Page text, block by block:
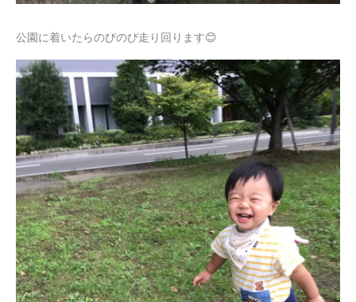
公園に着いたらのびのび走り回ります😊